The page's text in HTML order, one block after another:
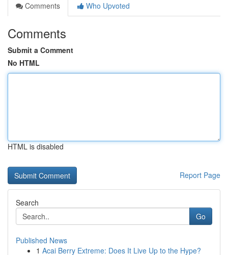
Comments
Who Upvoted
Comments
Submit a Comment
No HTML
HTML is disabled
Report Page
Search
Go
Published News
1 Acai Berry Extreme: Does It Live Up to the Hype?